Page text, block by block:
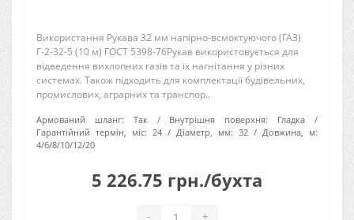
Використання Рукава 32 мм напірно-всмоктуючого (ГАЗ)
Г-2-32-5 (10 м) ГОСТ 5398-76Рукав використовується для
відведення вихлопних газів та їх нагнітання у різних
системах. Також підходить для комплектації будівельних,
промислових, аграрних та транспор..
Армований шланг: Так Внутрішня поверхня:
Гладка
Гарантійний термін, міс: 24 Діаметр, мм: 32
Довжина, м:
4/6/8/10/12/20
5 226.75 грн./бухта
- +